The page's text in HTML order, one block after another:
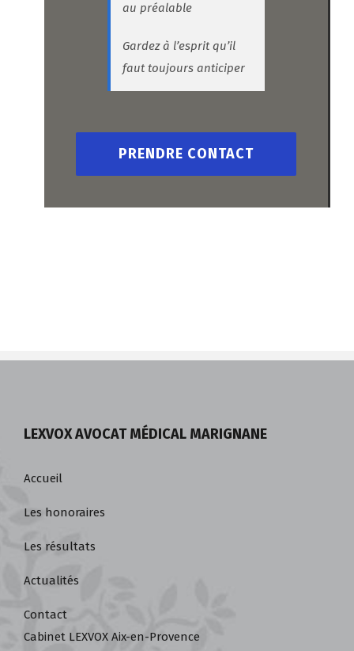
au préalable
Gardez à l’esprit qu’il
faut toujours anticiper
PRENDRE CONTACT
LEXVOX AVOCAT MÉDICAL MARIGNANE
Accueil
Les honoraires
Les résultats
Actualités
Contact
Cabinet LEXVOX Aix-en-Provence